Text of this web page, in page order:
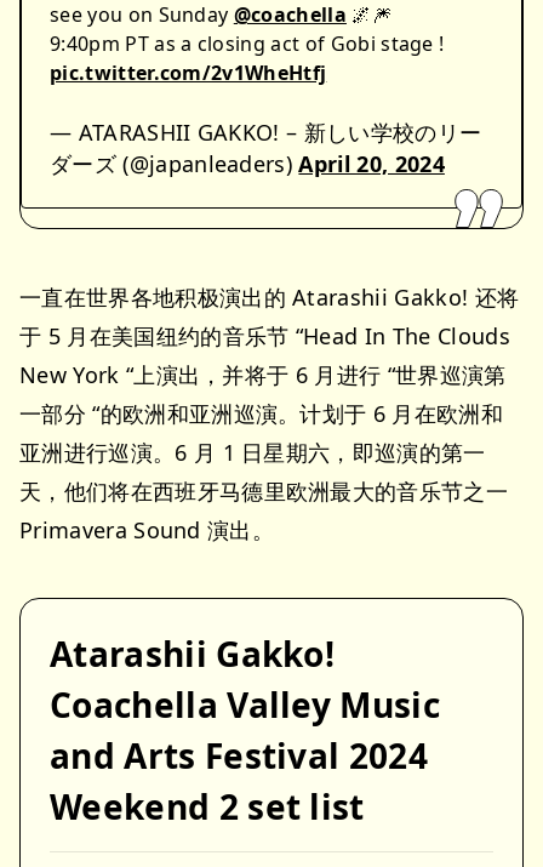
see you on Sunday @coachella 🌌🎆
9:40pm PT as a closing act of Gobi stage !
pic.twitter.com/2v1WheHtfj
— ATARASHII GAKKO! – 新しい学校のリー
ダーズ (@japanleaders)April 20, 2024
一直在世界各地积极演出的 Atarashii Gakko! 还将
于 5 月在美国纽约的音乐节 “Head In The Clouds
New York “上演出，并将于 6 月进行 “世界巡演第
一部分 “的欧洲和亚洲巡演。计划于 6 月在欧洲和
亚洲进行巡演。6 月 1 日星期六，即巡演的第一
天，他们将在西班牙马德里欧洲最大的音乐节之一
Primavera Sound 演出。
Atarashii Gakko!
Coachella Valley Music
and Arts Festival 2024
Weekend 2 set list